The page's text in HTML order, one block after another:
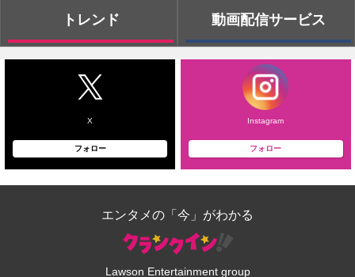
トレンド 動画配信サービス
X
フォロー
Instagram
フォロー
エンタメの「今」がわかる
Lawson Entertainment group